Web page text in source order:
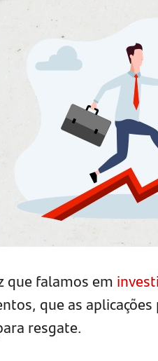
que falamos em
que as
resgate.